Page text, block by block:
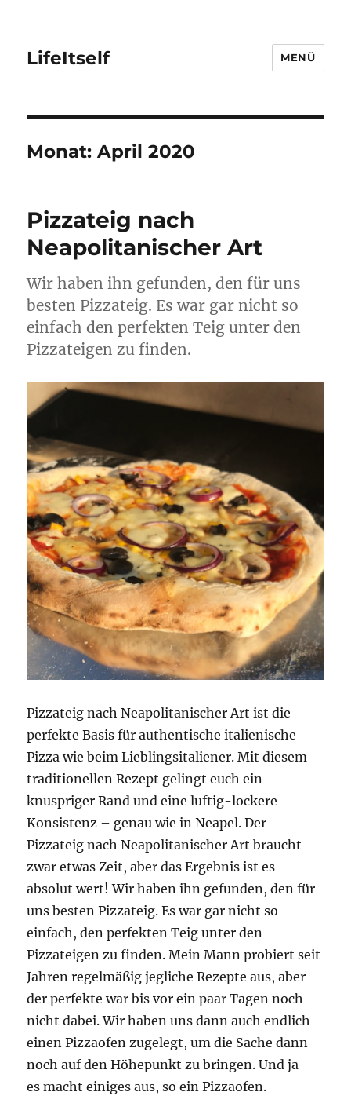
LifeItself MENÜ
Monat:April 2020
Pizzateig nach
Neapolitanischer Art
Wir haben ihn gefunden, den für uns
besten Pizzateig. Es war gar nicht so
einfach den perfekten Teig unter den
Pizzateigen zu finden.
Pizzateig nach Neapolitanischer Art ist die
perfekte Basis für authentische italienische
Pizza wie beim Lieblingsitaliener. Mit diesem
traditionellen Rezept gelingt euch ein
knuspriger Rand und eine luftig-lockere
Konsistenz – genau wie in Neapel. Der
Pizzateig nach Neapolitanischer Art braucht
zwar etwas Zeit, aber das Ergebnis ist es
absolut wert! Wir haben ihn gefunden, den für
uns besten Pizzateig. Es war gar nicht so
einfach, den perfekten Teig unter den
Pizzateigen zu finden. Mein Mann probiert seit
Jahren regelmäßig jegliche Rezepte aus, aber
der perfekte war bis vor ein paar Tagen noch
nicht dabei. Wir haben uns dann auch endlich
einen Pizzaofen zugelegt, um die Sache dann
noch auf den Höhepunkt zu bringen. Und ja –
es macht einiges aus, so ein Pizzaofen.